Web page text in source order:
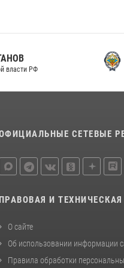
В Челябинске
конференция по
Совет
СЕТЕВЫЕ
ПРАВОВАЯ И
О сайте
Об использовании информации
Правила обработки